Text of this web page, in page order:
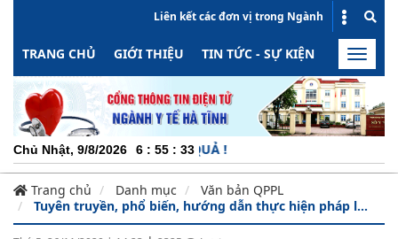
Liên kết các đơn vị trong Ngành
TRANG CHỦ GIỚI THIỆU TIN TỨC - SỰ KIỆN HOẠT
Toggle
Chủ Nhật, 9/8/2026 6 : 55 : 33
- MINH BẠCH - HIỆU QUẢ !
Trang chủ Danh mục
Văn bản QPPL
Tuyên truyền, phổ biến, hướng dẫn thực hiện pháp l...